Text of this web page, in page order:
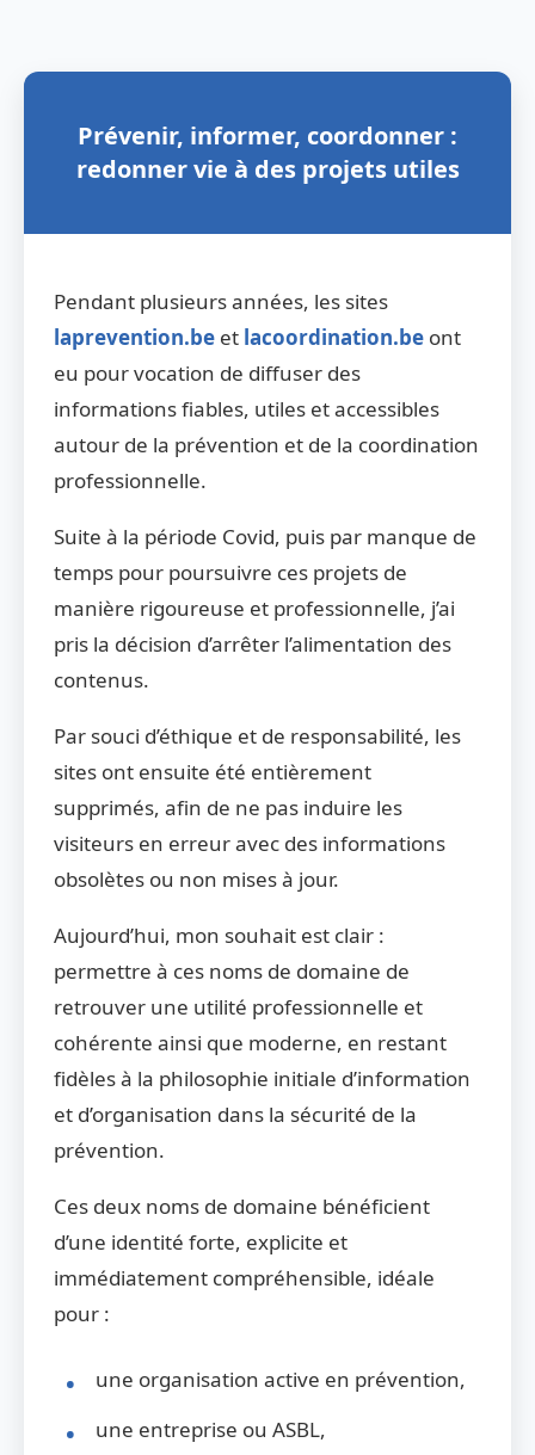
Prévenir, informer, coordonner :
redonner vie à des projets utiles
Pendant plusieurs années, les sites
laprevention.be et lacoordination.be ont
eu pour vocation de diffuser des
informations fiables, utiles et accessibles
autour de la prévention et de la coordination
professionnelle.
Suite à la période Covid, puis par manque de
temps pour poursuivre ces projets de
manière rigoureuse et professionnelle, j’ai
pris la décision d’arrêter l’alimentation des
contenus.
Par souci d’éthique et de responsabilité, les
sites ont ensuite été entièrement
supprimés, afin de ne pas induire les
visiteurs en erreur avec des informations
obsolètes ou non mises à jour.
Aujourd’hui, mon souhait est clair :
permettre à ces noms de domaine de
retrouver une utilité professionnelle et
cohérente ainsi que moderne, en restant
fidèles à la philosophie initiale d’information
et d’organisation dans la sécurité de la
prévention.
Ces deux noms de domaine bénéficient
d’une identité forte, explicite et
immédiatement compréhensible, idéale
pour :
une organisation active en prévention,
une entreprise ou ASBL,